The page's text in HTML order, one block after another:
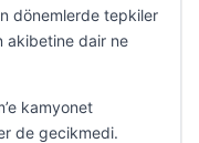
dönemlerde tepkiler
akibetine dair ne
kamyonet
de gecikmedi.